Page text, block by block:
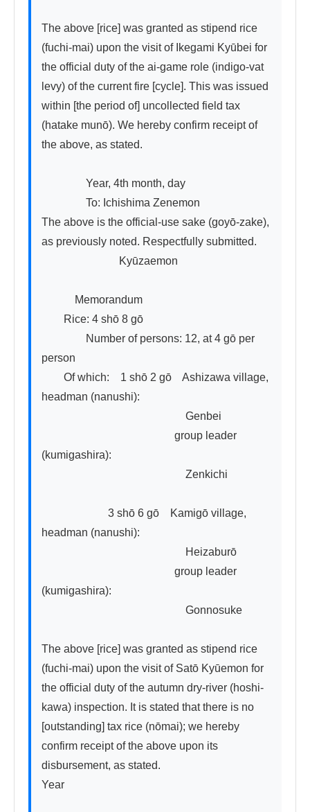
The above [rice] was granted as stipend rice
(fuchi-mai) upon the visit of Ikegami Kyūbei for
the official duty of the ai-game role (indigo-vat
levy) of the current fire [cycle]. This was issued
within [the period of] uncollected field tax
(hatake munō). We hereby confirm receipt of
the above, as stated.
Year, 4th month, day
To: Ichishima Zenemon
The above is the official-use sake (goyō-zake),
as previously noted. Respectfully submitted.
Kyūzaemon
Memorandum
Rice: 4 shō 8 gō
Number of persons: 12, at 4 gō per
person
Of which:　1 shō 2 gō　Ashizawa village,
headman (nanushi):
Genbei
group leader
(kumigashira):
Zenkichi
3 shō 6 gō　Kamigō village,
headman (nanushi):
Heizaburō
group leader
(kumigashira):
Gonnosuke
The above [rice] was granted as stipend rice
(fuchi-mai) upon the visit of Satō Kyūemon for
the official duty of the autumn dry-river (hoshi-
kawa) inspection. It is stated that there is no
[outstanding] tax rice (nōmai); we hereby
confirm receipt of the above upon its
disbursement, as stated.
Year